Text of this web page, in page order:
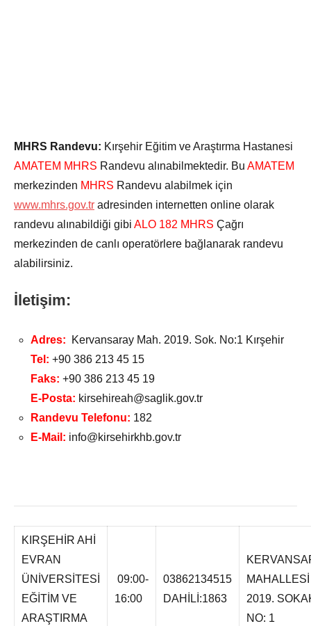
MHRS Randevu: Kırşehir Eğitim ve Araştırma Hastanesi
AMATEM MHRS Randevu alınabilmektedir. Bu AMATEM
merkezinden MHRS Randevu alabilmek için
www.mhrs.gov.tr adresinden internetten online olarak
randevu alınabildiği gibi ALO 182 MHRS Çağrı
merkezinden de canlı operatörlere bağlanarak randevu
alabilirsiniz.
İletişim:
Adres:
Kervansaray Mah. 2019. Sok. No:1 Kırşehir
Tel: +90 386 213 45 15
Faks: +90 386 213 45 19
E-Posta: kirsehireah@saglik.gov.tr
Randevu Telefonu: 182
E-Mail: info@kirsehirkhb.gov.tr
KIRŞEHİR AHİ
EVRAN
ÜNİVERSİTESİ
EĞİTİM VE
ARAŞTIRMA
09:00-
16:00
03862134515
DAHİLİ:1863
MAHALLESİ
2019.
NO: 1